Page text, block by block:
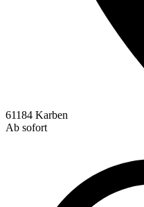
61184 Karben
Ab sofort